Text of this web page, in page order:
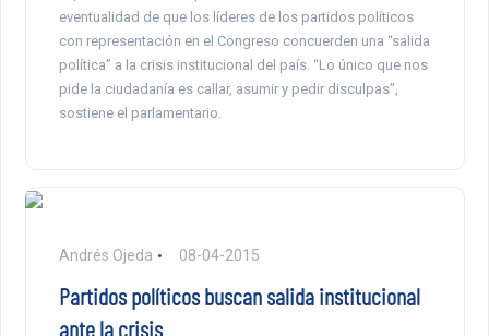
eventualidad de que los líderes de los partidos políticos
con representación en el Congreso concuerden una “salida
política” a la crisis institucional del país. “Lo único que nos
pide la ciudadanía es callar, asumir y pedir disculpas”,
sostiene el parlamentario.
Andrés Ojeda 08-04-2015
Partidos políticos buscan salida institucional
ante la crisis